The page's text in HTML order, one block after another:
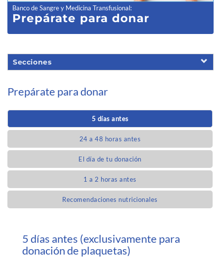
Banco de Sangre y Medicina Transfusional:
Prepárate para donar
Secciones
Prepárate para donar
5 días antes
24 a 48 horas antes
El día de tu donación
1 a 2 horas antes
Recomendaciones nutricionales
5 días antes (exclusivamente para
donación de plaquetas)